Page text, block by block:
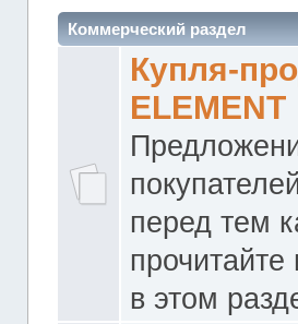
Коммерческий раздел
Купля-
ELEMENT
перед тем
в этом